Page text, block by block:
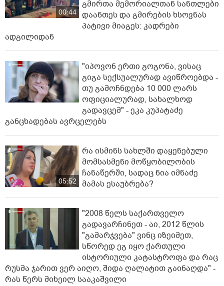
00:44
გმირთა მემორიალთან სანთლები
დაანთეს და გმირების ხსოვნას
პატივი მიაგეს: კადრები
ადგილიდან
"იპოვონ ერთი გოგონა, ვისაც
გიგა სექსუალურად ავიწროებდა -
თუ გამოჩნდება 10 000 ლარს
ოფიციალურად, სახალხოდ
გადავცემ" - ეკა კუპატაძე
განცხადებას ავრცელებს
05:52
რა ისმინს სახლში დაყენებული
მომსასმენი მოწყობილობის
ჩანაწერში, სადაც ნია იმნაძე
მამას ესაუბრება?
"2008 წელს საქართველო
გადავარჩინეთ - აი, 2012 წლის
"გამარჯვება" ვინც იზეიმეთ,
სწორედ ეგ იყო ქართული
ისტორიული კატასტროფა და რაც
რუსმა ჯარით ვერ აიღო, შიდა ღალატით გაინაღდა" -
რას წერს მიხეილ სააკაშვილი